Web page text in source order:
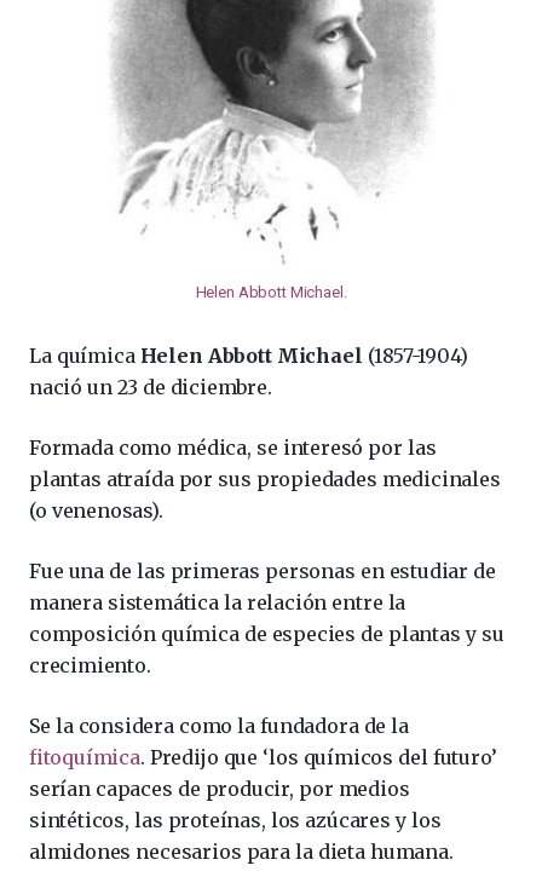
Helen Abbott Michael .
La química Helen Abbott Michael (1857-1904)
nació un 23 de diciembre.
Formada como médica, se interesó por las
plantas atraída por sus propiedades medicinales
(o venenosas).
Fue una de las primeras personas en estudiar de
manera sistemática la relación entre la
composición química de especies de plantas y su
crecimiento.
Se la considera como la fundadora de la
fitoquímica. Predijo que ‘los químicos del futuro’
serían capaces de producir, por medios
sintéticos, las proteínas, los azúcares y los
almidones necesarios para la dieta humana.